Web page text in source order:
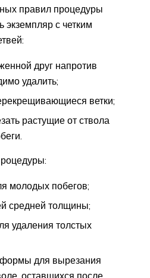
правил процедуры
экземпляр с четким
друг напротив
удалить;
ветки;
растущие от ствола
молодых побегов;
средней толщины;
удаления толстых
формы для вырезания
оставшихся после